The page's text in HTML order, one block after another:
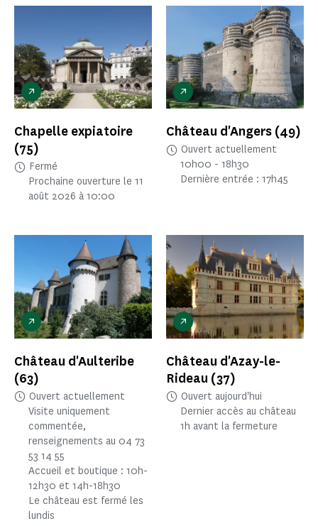
Chapelle expiatoire
(75)
Fermé
Prochaine ouverture le 11
août 2026 à 10:00
Château d'Angers (49)
Ouvert actuellement
10h00 - 18h30
Dernière entrée : 17h45
Château d'Aulteribe
(63)
Ouvert actuellement
Visite uniquement
commentée,
renseignements au 04 73
53 14 55
Accueil et boutique : 10h-
12h30 et 14h-18h30
Le château est fermé les
lundis
Château d'Azay-le-
Rideau (37)
Ouvert aujourd'hui
Dernier accès au château
1h avant la fermeture